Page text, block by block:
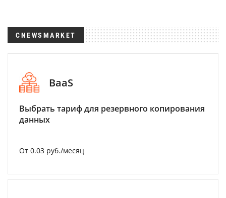
CNEWSMARKET
BaaS
Выбрать тариф для резервного копирования
данных
От 0.03 руб./месяц